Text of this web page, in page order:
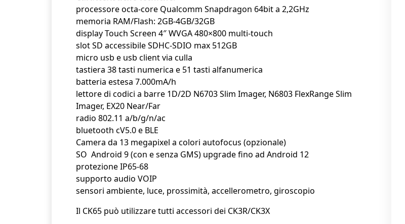
processore octa-core Qualcomm Snapdragon 64bit a 2,2GHz
memoria RAM/Flash: 2GB-4GB/32GB
display Touch Screen 4″ WVGA 480×800 multi-touch
slot SD accessibile SDHC-SDIO max 512GB
micro usb e usb client via culla
tastiera 38 tasti numerica e 51 tasti alfanumerica
batteria estesa 7.000mA/h
lettore di codici a barre 1D/2D N6703 Slim Imager, N6803 FlexRange Slim
Imager, EX20 Near/Far
radio 802.11 a/b/g/n/ac
bluetooth cV5.0 e BLE
Camera da 13 megapixel a colori autofocus (opzionale)
SO Android 9 (con e senza GMS) upgrade fino ad Android 12
protezione IP65-68
supporto audio VOIP
sensori ambiente, luce, prossimità, accellerometro, giroscopio
Il CK65 può utilizzare tutti accessori dei CK3R/CK3X